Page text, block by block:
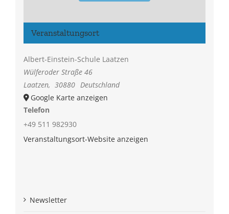
Veranstaltungsort
Albert-Einstein-Schule Laatzen
Wülferoder Straße 46
Laatzen, 30880 Deutschland
Google Karte anzeigen
Telefon
+49 511 982930
Veranstaltungsort-Website anzeigen
Newsletter